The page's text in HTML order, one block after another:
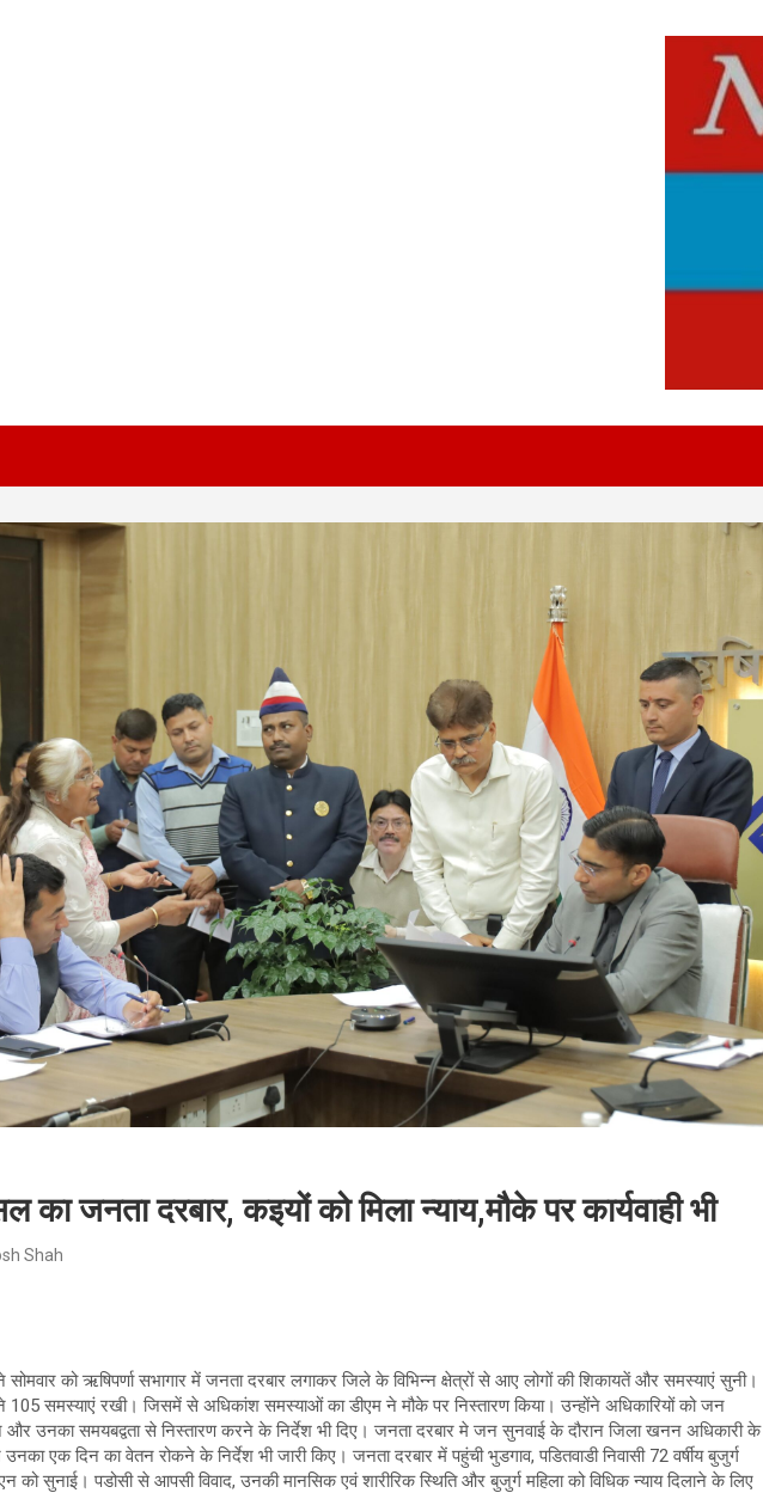
का जनता दरबार, कइयों को मिला न्याय,मौके पर कार्यवाही भी
Shah
को ऋषिपर्णा सभागार में जनता दरबार लगाकर जिले के विभिन्न क्षेत्रों से आए लोगों की शिकायतें और समस्याएं सुनी।
ने 105 समस्याएं रखी। जिसमें से अधिकांश समस्याओं का डीएम ने मौके पर निस्तारण किया। उन्होंने अधिकारियों को जन
और उनका समयबद्वता से निस्तारण करने के निर्देश भी दिए। जनता दरबार मे जन सुनवाई के दौरान जिला खनन अधिकारी के
एक दिन का वेतन रोकने के निर्देश भी जारी किए। जनता दरबार में पहुंची भुडगाव, पडितवाडी निवासी 72 वर्षीय बुजुर्ग
को सुनाई। पडोसी से आपसी विवाद, उनकी मानसिक एवं शारीरिक स्थिति और बुजुर्ग महिला को विधिक न्याय दिलाने के लिए